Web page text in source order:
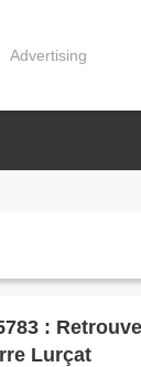
Advertising
:
Lurçat